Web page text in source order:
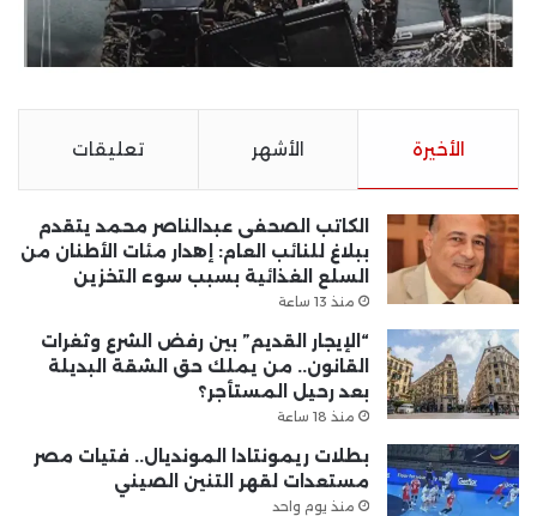
الأخيرة الأشهر تعليقات
الكاتب الصحفى عبدالناصر محمد يتقدم
ببلاغ للنائب العام: إهدار مئات الأطنان من
السلع الغذائية بسبب سوء التخزين
منذ 13 ساعة
“الإيجار القديم” بين رفض الشرع وثغرات
القانون.. من يملك حق الشقة البديلة
بعد رحيل المستأجر؟
منذ 18 ساعة
بطلات ريمونتادا المونديال.. فتيات مصر
مستعدات لقهر التنين الصيني
منذ يوم واحد